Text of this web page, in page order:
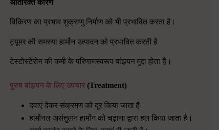
अतिरिक्त कारण
विकिरण का प्रभाव शुक्राणु निर्माण को भी प्रभावित करता है।
ट्यूमर की समस्या हार्मोन उत्पादन को प्रभावित करती है
टेस्टोस्टेरोन की कमी के परिणामस्वरूप बांझपन मुद्दा होता है।
पुरुष बांझपन के लिए उपचार (Treatment)
दवाएं देकर संक्रमण को दूर किया जाता है।
हार्मोनल असंतुलन हार्मोन को चढ़ाना द्वारा हल किया जाता है।